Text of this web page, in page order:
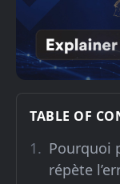
TABLE OF
Pourquoi
répète